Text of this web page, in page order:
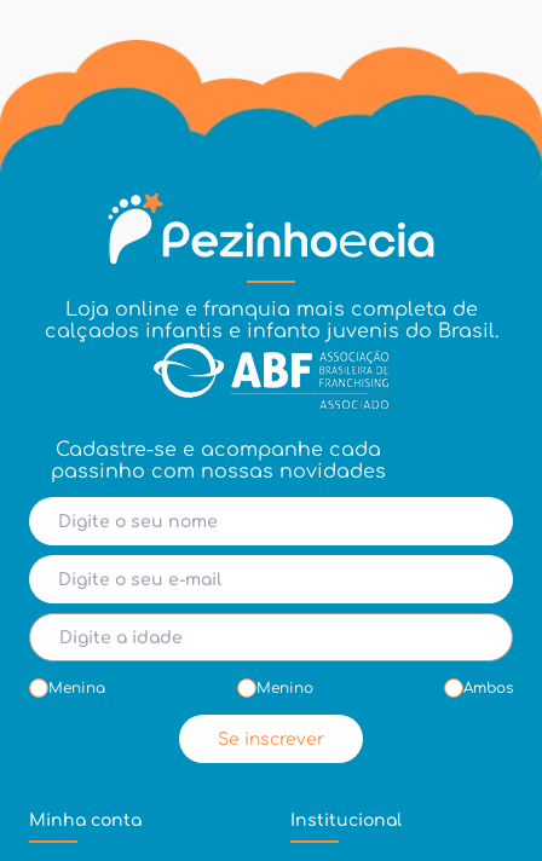
Loja online e franquia mais completa de
calçados infantis e infanto juvenis do Brasil.
Cadastre-se e acompanhe cada
passinho com nossas novidades
Menina Menino Ambos
Se inscrever
Minha conta Institucional